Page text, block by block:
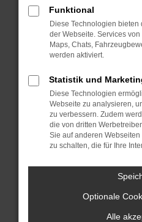
Überprüfe deine
Internetverbindung.
Laden andere
Suchmaschine?
Manche
können das Laden
verhindern.
anderen Browser
Fenster?
Starte dein Gerät
Das kann manchmal
Probleme zu beheben.
Stelle sicher, dass
Funktional
Diese Technologien
der Webseite. Services
Maps, Chats,
werden aktiviert.
Statistik und
Diese Technologien
Webseite zu analysieren,
zu verbessern. Zudem
die von dritten
Sie auf anderen
zu schalten, die für Ihre
Optionale
Alle